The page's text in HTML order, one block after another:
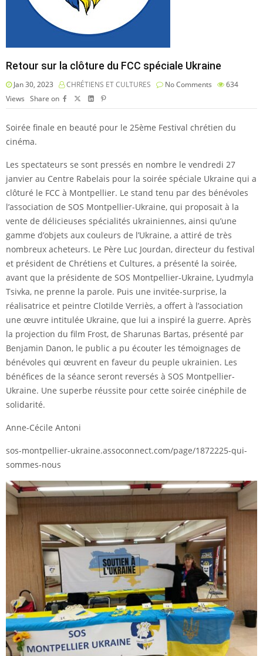
Retour sur la clôture du FCC spéciale Ukraine
Jan 30, 2023 CHRÉTIENS ET CULTURES No Comments
634
Views Share on
Soirée finale en beauté pour le 25ème Festival chrétien du
cinéma.
Les spectateurs se sont pressés en nombre le vendredi 27
janvier au Centre Rabelais pour la soirée spéciale Ukraine qui a
clôturé le FCC à Montpellier. Le stand tenu par des bénévoles
l’association de SOS Montpellier-Ukraine, qui proposait à la
vente de délicieuses spécialités ukrainiennes, ainsi qu’une
gamme d’objets aux couleurs de l’Ukraine, a attiré de très
nombreux acheteurs. Le Père Luc Jourdan, directeur du festival
et président de Chrétiens et Cultures, a présenté la soirée,
avant que la présidente de SOS Montpellier-Ukraine, Lyudmyla
Tsivka, ne prenne la parole. Puis une invitée-surprise, la
réalisatrice et peintre Clotilde Verriès, a offert à l’association
une œuvre intitulée Ukraine, que lui a inspiré la guerre. Après
la projection du film Frost, de Sharunas Bartas, présenté par
Benjamin Danon, le public a pu écouter les témoignages de
bénévoles qui œuvrent en faveur du peuple ukrainien. Les
bénéfices de la séance seront reversés à SOS Montpellier-
Ukraine. Une superbe réussite pour cette soirée cinéphile de
solidarité.
Anne-Cécile Antoni
sos-montpellier-ukraine.assoconnect.com/page/1872225-qui-
sommes-nous